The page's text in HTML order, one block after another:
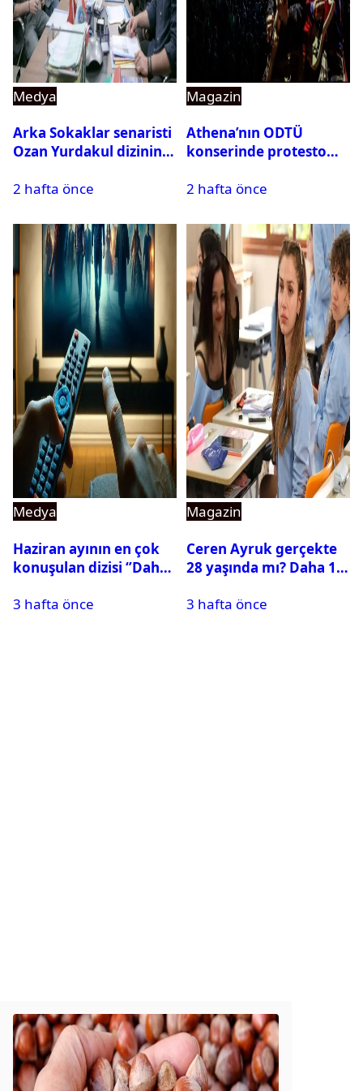
Medya
Arka Sokaklar senaristi
Ozan Yurdakul dizinin
2 hafta önce
Magazin
Athena’nın ODTÜ
konserinde protesto
2 hafta önce
Medya
Haziran ayının en çok
konuşulan dizisi ‘’Daha
3 hafta önce
Magazin
Ceren Ayruk gerçekte
28 yaşında mı? Daha 17
3 hafta önce